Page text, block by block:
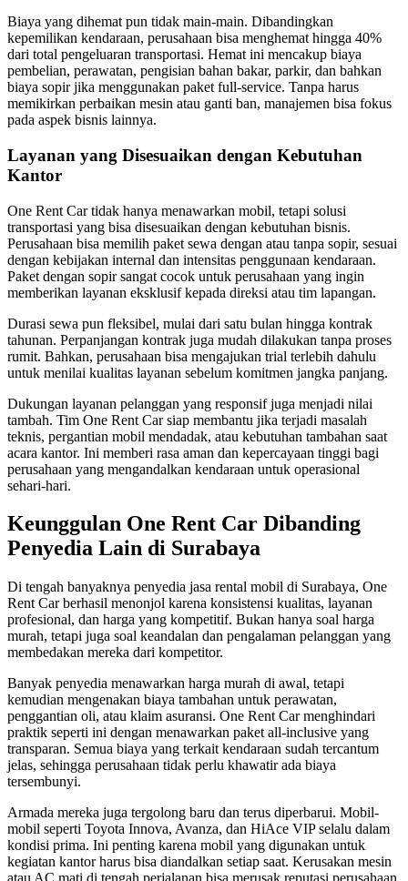
Biaya yang dihemat pun tidak main-main. Dibandingkan
kepemilikan kendaraan, perusahaan bisa menghemat hingga 40%
dari total pengeluaran transportasi. Hemat ini mencakup biaya
pembelian, perawatan, pengisian bahan bakar, parkir, dan bahkan
biaya sopir jika menggunakan paket full-service. Tanpa harus
memikirkan perbaikan mesin atau ganti ban, manajemen bisa fokus
pada aspek bisnis lainnya.
Layanan yang Disesuaikan dengan Kebutuhan
Kantor
One Rent Car tidak hanya menawarkan mobil, tetapi solusi
transportasi yang bisa disesuaikan dengan kebutuhan bisnis.
Perusahaan bisa memilih paket sewa dengan atau tanpa sopir, sesuai
dengan kebijakan internal dan intensitas penggunaan kendaraan.
Paket dengan sopir sangat cocok untuk perusahaan yang ingin
memberikan layanan eksklusif kepada direksi atau tim lapangan.
Durasi sewa pun fleksibel, mulai dari satu bulan hingga kontrak
tahunan. Perpanjangan kontrak juga mudah dilakukan tanpa proses
rumit. Bahkan, perusahaan bisa mengajukan trial terlebih dahulu
untuk menilai kualitas layanan sebelum komitmen jangka panjang.
Dukungan layanan pelanggan yang responsif juga menjadi nilai
tambah. Tim One Rent Car siap membantu jika terjadi masalah
teknis, pergantian mobil mendadak, atau kebutuhan tambahan saat
acara kantor. Ini memberi rasa aman dan kepercayaan tinggi bagi
perusahaan yang mengandalkan kendaraan untuk operasional
sehari-hari.
Keunggulan One Rent Car Dibanding
Penyedia Lain di Surabaya
Di tengah banyaknya penyedia jasa rental mobil di Surabaya, One
Rent Car berhasil menonjol karena konsistensi kualitas, layanan
profesional, dan harga yang kompetitif. Bukan hanya soal harga
murah, tetapi juga soal keandalan dan pengalaman pelanggan yang
membedakan mereka dari kompetitor.
Banyak penyedia menawarkan harga murah di awal, tetapi
kemudian mengenakan biaya tambahan untuk perawatan,
penggantian oli, atau klaim asuransi. One Rent Car menghindari
praktik seperti ini dengan menawarkan paket all-inclusive yang
transparan. Semua biaya yang terkait kendaraan sudah tercantum
jelas, sehingga perusahaan tidak perlu khawatir ada biaya
tersembunyi.
Armada mereka juga tergolong baru dan terus diperbarui. Mobil-
mobil seperti Toyota Innova, Avanza, dan HiAce VIP selalu dalam
kondisi prima. Ini penting karena mobil yang digunakan untuk
kegiatan kantor harus bisa diandalkan setiap saat. Kerusakan mesin